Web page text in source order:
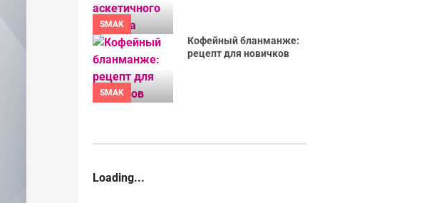
SMAK
SMAK
Кофейный бланманже:
рецепт для новичков
Loading...